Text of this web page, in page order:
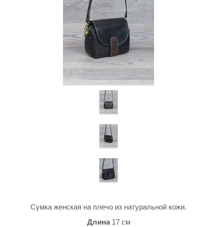
Сумка женская на плечо из натуральной кожи.
Длина17 см